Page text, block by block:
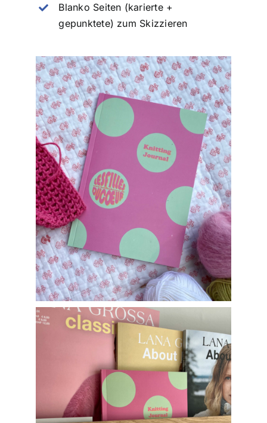
Blanko Seiten (karierte +
gepunktete) zum Skizzieren